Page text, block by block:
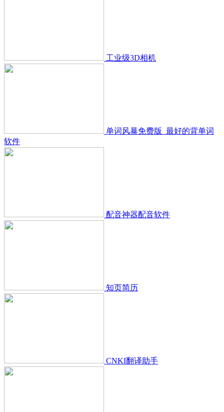
工业级3D相机
单词风暴免费版_最好的背单词
软件
配音神器配音软件
知页简历
CNKI翻译助手